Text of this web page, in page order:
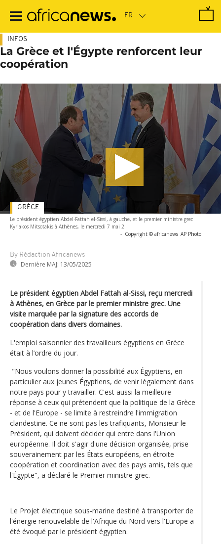
contenu
INFOS
La Grèce et l'Égypte renforcent leur
coopération
Le président égyptien Abdel-Fattah el-Sissi, à gauche, et le premier ministre grec
Kyriakos Mitsotakis à Athènes, le mercredi 7 mai 2
- Copyright © africanews AP Photo
By Rédaction Africanews
Dernière MAJ: 13/05/2025
GRÈCE
Le président égyptien Abdel Fattah al-Sissi, reçu mercredi
à Athènes, en Grèce par le premier ministre grec. Une
visite marquée par la signature des accords de
coopération dans divers domaines.
L'emploi saisonnier des travailleurs égyptiens en Grèce
était à l’ordre du jour.
"Nous voulons donner la possibilité aux Égyptiens, en
particulier aux jeunes Égyptiens, de venir légalement dans
notre pays pour y travailler. C'est aussi la meilleure
réponse à ceux qui prétendent que la politique de la Grèce
- et de l'Europe - se limite à restreindre l'immigration
clandestine. Ce ne sont pas les trafiquants, Monsieur le
Président, qui doivent décider qui entre dans l'Union
européenne. Il doit s'agir d'une décision organisée, prise
souverainement par les États européens, en étroite
coopération et coordination avec des pays amis, tels que
l'Égypte", a déclaré le Premier ministre grec.
Le Projet électrique sous-marine destiné à transporter de
l'énergie renouvelable de l'Afrique du Nord vers l'Europe a
été évoqué par le président égyptien.